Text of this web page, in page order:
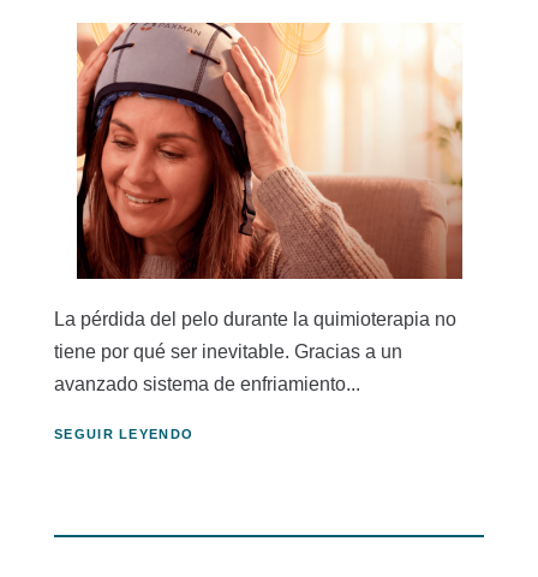
La pérdida del pelo durante la quimioterapia no
tiene por qué ser inevitable. Gracias a un
avanzado sistema de enfriamiento...
SEGUIR LEYENDO